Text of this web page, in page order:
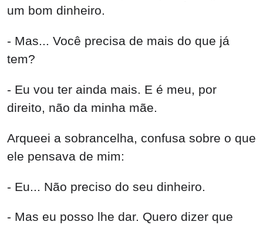
um bom dinheiro.
- Mas... Você precisa de mais do que já
tem?
- Eu vou ter ainda mais. E é meu, por
direito, não da minha mãe.
Arqueei a sobrancelha, confusa sobre o que
ele pensava de mim:
- Eu... Não preciso do seu dinheiro.
- Mas eu posso lhe dar. Quero dizer que